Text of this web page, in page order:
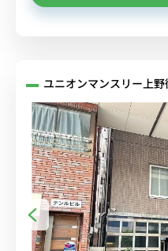
ユニオンマンスリー上